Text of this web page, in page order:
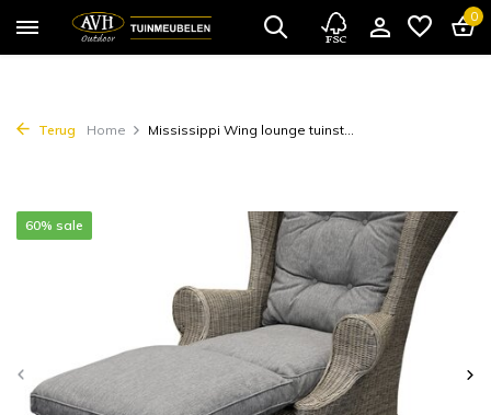
0
Terug Home Mississippi Wing lounge tuinst...
60% sale